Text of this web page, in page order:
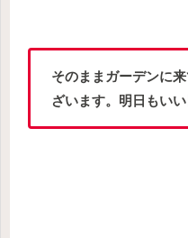
そのままガーデンに
ざいます。明日もい